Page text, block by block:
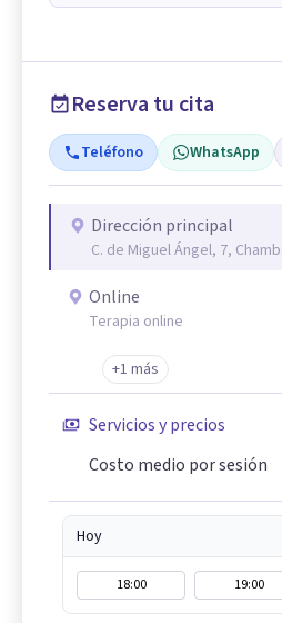
Reserva tu cita
Teléfono WhatsApp
Dirección principal
C. de Miguel Ángel, 7,
Online
Terapia online
+1 más
Servicios y precios
Costo medio por sesión
Hoy
18:00 19:00